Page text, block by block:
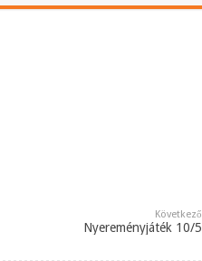
Következő
Nyereményjáték 10/5